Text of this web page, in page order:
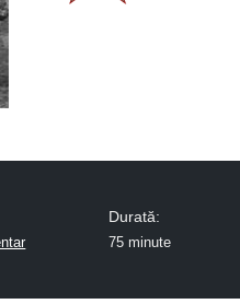
Durată:
75 minute